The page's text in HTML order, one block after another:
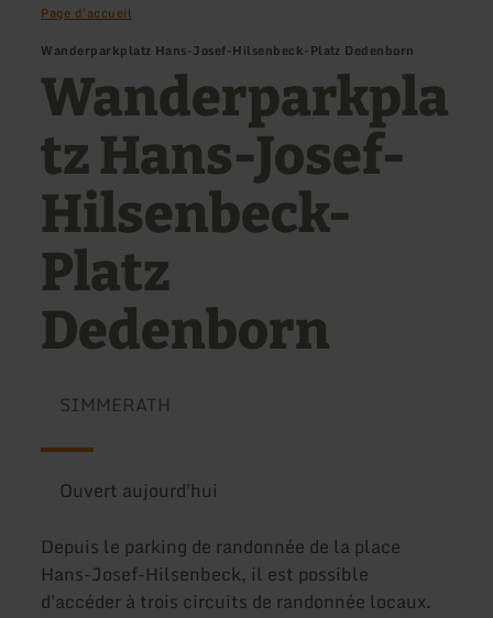
Page d'accueil
Wanderparkplatz Hans-Josef-Hilsenbeck-Platz Dedenborn
Wanderparkpla
tz Hans-Josef-
Hilsenbeck-
Platz
Dedenborn
SIMMERATH
Ouvert aujourd'hui
Depuis le parking de randonnée de la place
Hans-Josef-Hilsenbeck, il est possible
d'accéder à trois circuits de randonnée locaux.